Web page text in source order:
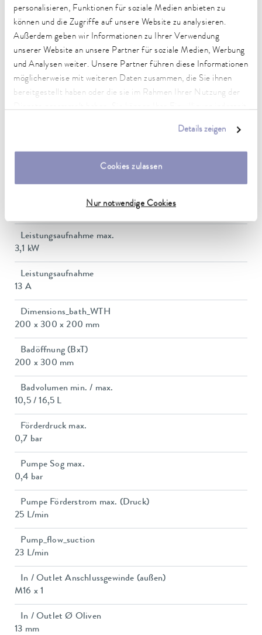
personalisieren, Funktionen für soziale Medien anbieten zu
können und die Zugriffe auf unsere Website zu analysieren.
Außerdem geben wir Informationen zu Ihrer Verwendung
unserer Website an unsere Partner für soziale Medien, Werbung
und Analysen weiter. Unsere Partner führen diese Informationen
möglicherweise mit weiteren Daten zusammen, die Sie ihnen
bereitgestellt haben oder die sie im Rahmen Ihrer Nutzung der
Details zeigen
Cookies zulassen
Nur notwendige Cookies
DIN 12876)
Arbeitstemperaturbereich
-45 ... 200 °C
Betriebstemperaturbereich
-45 ... 200 °C
Leistungsaufnahme max.
3,1 kW
Leistungsaufnahme
13 A
Dimensions_bath_WTH
200 x 300 x 200 mm
Badöffnung (BxT)
200 x 300 mm
Badvolumen min. / max.
10,5 / 16,5 L
Förderdruck max.
0,7 bar
Pumpe Sog max.
0,4 bar
Pumpe Förderstrom max. (Druck)
25 L/min
Pump_flow_suction
23 L/min
In / Outlet Anschlussgewinde (außen)
M16 x 1
In / Outlet Ø Oliven
13 mm